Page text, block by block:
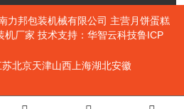
力邦包装机械有限公司 主营月饼蛋糕
机厂家 技术支持：华智云科技鲁ICP
苏北京天津山西 上海湖北安徽